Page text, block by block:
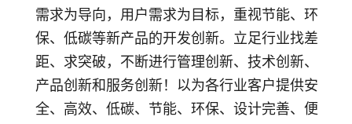
需求为导向，用户需求为目标，重视节能、环
保、低碳等新产品的开发创新。立足行业找差
距、求突破，不断进行管理创新、技术创新、
产品创新和服务创新！以为各行业客户提供安
全、高效、低碳、节能、环保、设计完善、便